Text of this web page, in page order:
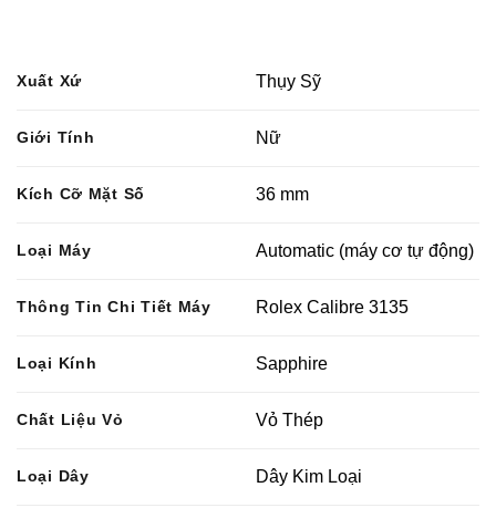
Xuất Xứ Thụy Sỹ
Giới Tính Nữ
Kích Cỡ Mặt Số 36 mm
Loại Máy Automatic (máy cơ tự động)
Thông Tin Chi Tiết Máy Rolex Calibre 3135
Loại Kính Sapphire
Chất Liệu Vỏ Vỏ Thép
Loại Dây Dây Kim Loại